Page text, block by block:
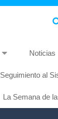
Noticias
Seguimiento al
La Semana de